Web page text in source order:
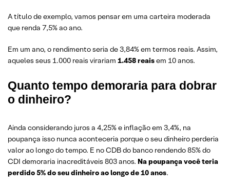
A título de exemplo, vamos pensar em uma carteira moderada
que renda 7,5% ao ano.
Em um ano, o rendimento seria de 3,84% em termos reais. Assim,
aqueles seus 1.000 reais virariam 1.458 reaisem 10 anos.
Quanto tempo demoraria para dobrar
o dinheiro?
Ainda considerando juros a 4,25% e inflação em 3,4%, na
poupança isso nunca aconteceria porque o seu dinheiro perderia
valor ao longo do tempo. E no CDB do banco rendendo 85% do
CDI demoraria inacreditáveis 803 anos. Na poupança você teria
perdido 5% do seu dinheiro ao longo de 10 anos.